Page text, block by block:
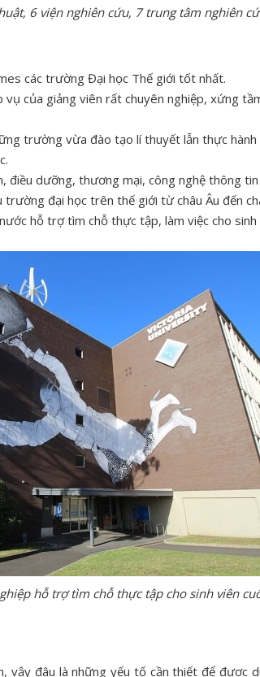
6 viện nghiên cứu, 7 trung tâm nghiên
các trường Đại học Thế giới tốt nhất.
của giảng viên rất chuyên nghiệp, xứng
trường vừa đào tạo lí thuyết lẫn thực hành
dưỡng, thương mại, công nghệ thông
đại học trên thế giới từ châu Âu đến
hỗ trợ tìm chỗ thực tập, làm việc cho
hỗ trợ tìm chỗ thực tập cho sinh viên
đâu là những yếu tố cần thiết để được